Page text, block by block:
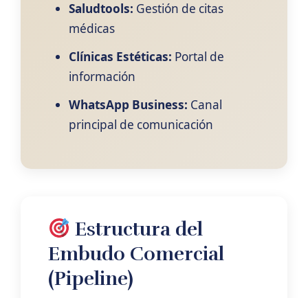
Saludtools: Gestión de citas
médicas
Clínicas Estéticas: Portal de
información
WhatsApp Business: Canal
principal de comunicación
Estructura del
Embudo Comercial
(Pipeline)